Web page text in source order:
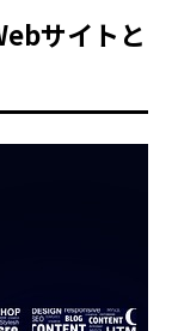
サイトと